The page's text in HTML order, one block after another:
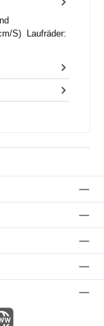
S) Laufräder: